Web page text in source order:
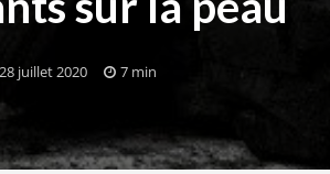
28 juillet 2020 7 min